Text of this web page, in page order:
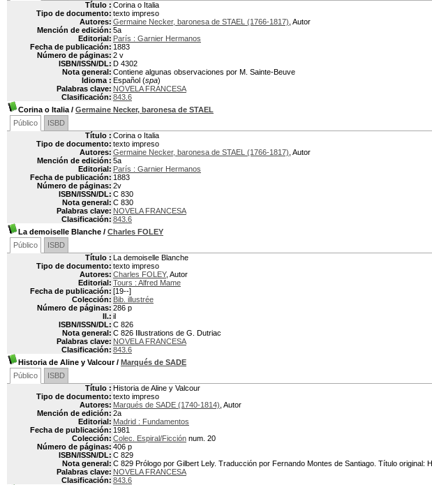
Título : Corina o Italia
Tipo de documento: texto impreso
Autores: Germaine Necker, baronesa de STAEL (1766-1817) , Autor
Mención de edición: 5a
Editorial: París : Garnier Hermanos
Fecha de publicación: 1883
Número de páginas: 2 v
ISBN/ISSN/DL: D 4302
Nota general: Contiene algunas observaciones por M. Sainte-Beuve
Idioma : Español (spa)
Palabras clave: NOVELA FRANCESA
Clasificación: 843.6
Corina o Italia / Germaine Necker, baronesa de STAEL
Público
ISBD
Título : Corina o Italia
Tipo de documento: texto impreso
Autores: Germaine Necker, baronesa de STAEL (1766-1817) , Autor
Mención de edición: 5a
Editorial: París : Garnier Hermanos
Fecha de publicación: 1883
Número de páginas: 2v
ISBN/ISSN/DL: C 830
Nota general: C 830
Palabras clave: NOVELA FRANCESA
Clasificación: 843.6
La demoiselle Blanche / Charles FOLEY
Público
ISBD
Título : La demoiselle Blanche
Tipo de documento: texto impreso
Autores: Charles FOLEY, Autor
Editorial: Tours : Alfred Mame
Fecha de publicación: [19--]
Colección: Bib. illustrée
Número de páginas: 286 p
Il.: il
ISBN/ISSN/DL: C 826
Nota general: C 826 Illustrations de G. Dutriac
Palabras clave: NOVELA FRANCESA
Clasificación: 843.6
Historia de Aline y Valcour/ Marqués de SADE
Público
ISBD
Título : Historia de Aline y Valcour
Tipo de documento: texto impreso
Autores: Marqués de SADE (1740-1814) , Autor
Mención de edición: 2a
Editorial: Madrid : Fundamentos
Fecha de publicación: 1981
Colección: Colec. Espiral/Ficción num. 20
Número de páginas: 406 p
ISBN/ISSN/DL: C 829
Nota general: C 829 Prólogo por Gilbert Lely. Traducción por Fernando Montes de Santiago. Título original:
Palabras clave: NOVELA FRANCESA
Clasificación: 843.6